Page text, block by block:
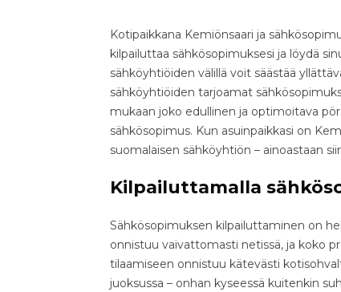
Kotipaikkana Kemiönsaari ja
kilpailuttaa sähkösopimuksesi ja löydä
sähköyhtiöiden välillä voit säästää
sähköyhtiöiden tarjoamat
mukaan joko edullinen ja optimoitava
sähkösopimus. Kun asuinpaikkasi on
suomalaisen sähköyhtiön – ainoastaan
Kilpailuttamalla
Sähkösopimuksen kilpailuttaminen on
onnistuu vaivattomasti netissä, ja koko
tilaamiseen onnistuu kätevästi
juoksussa – onhan kyseessä kuitenkin